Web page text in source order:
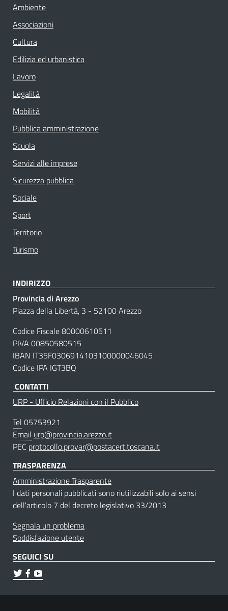
Ambiente
Associazioni
Cultura
Edilizia ed urbanistica
Lavoro
Legalità
Mobilità
Pubblica amministrazione
Scuola
Servizi alle imprese
Sicurezza pubblica
Sociale
Sport
Territorio
Turismo
INDIRIZZO
Provincia di Arezzo
Piazza della Libertà, 3 - 52100 Arezzo
Codice Fiscale 80000610511
PIVA 00850580515
IBAN IT35F0306914103100000046045
Codice IPA IGT3BQ
CONTATTI
URP - Ufficio Relazioni con il Pubblico
Tel 05753921
Email urp@provincia.arezzo.it
PEC protocollo.provar@postacert.toscana.it
TRASPARENZA
Amministrazione Trasparente
I dati personali pubblicati sono riutilizzabili solo ai sensi
dell'articolo 7 del decreto legislativo 33/2013
Segnala un problema
Soddisfazione utente
SEGUICI SU